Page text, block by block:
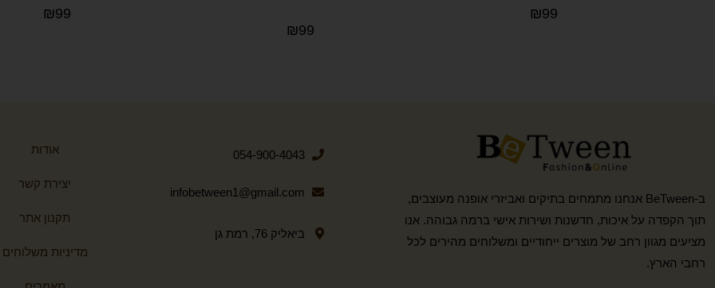
₪99
₪99
₪99
ב-BeTween אנחנו מתמחים בתיקים ואביזרי אופנה מעוצבים,
תוך הקפדה על איכות, חדשנות ושירות אישי ברמה גבוהה. אנו
מציעים מגוון רחב של מוצרים ייחודיים ומשלוחים מהירים לכל
רחבי הארץ.
054-900-4043
infobetween1@gmail.com
ביאליק 76, רמת גן
אודות
יצירת קשר
תקנון אתר
מדיניות משלוחים